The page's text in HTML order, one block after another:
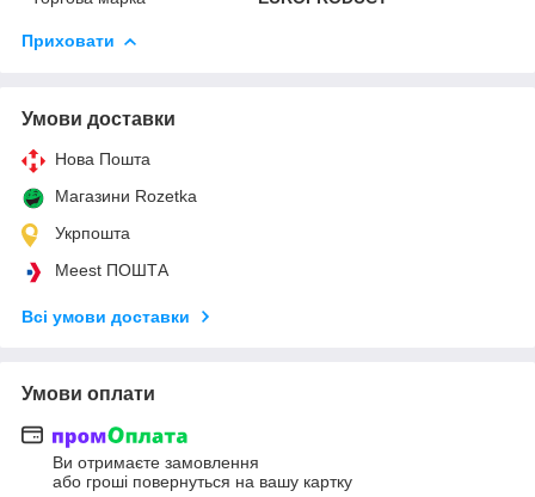
Приховати
Умови доставки
Нова Пошта
Магазини Rozetka
Укрпошта
Meest ПОШТА
Всі умови доставки
Умови оплати
Ви отримаєте замовлення
або гроші повернуться на вашу картку